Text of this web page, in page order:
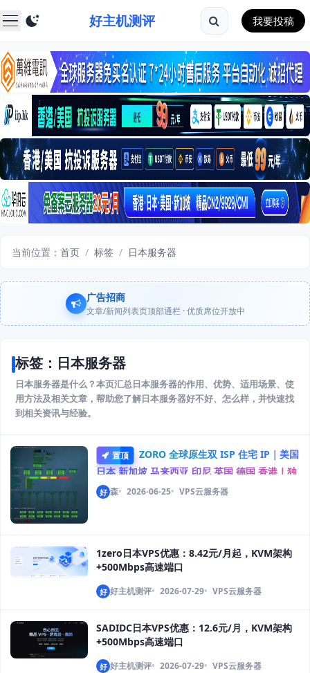
好主机测评 我要投稿
当前位置： 首页 / 标签 / 日本服务器
广告招商
文章/新闻列表页顶部通栏 · 优质席位开放中
标签：日本服务器
日本服务器是什么？本页汇总日本服务器的作用、优势、适用场景、使
用方法及相关文章，帮助您了解日本服务器好不好、怎么样，并快速找
到相关资讯与经验。
置顶
ZORO 全球原生双 ISP 住宅 IP｜美国
日本 新加坡 马来西亚 印尼 英国 德国 香港｜独
享静态 IPv4
好 森 2026-06-25 VPS云服务器
1zero日本VPS优惠：8.42元/月起，KVM架构
+500Mbps高速端口
好 好主机测评 2026-07-29 VPS云服务器
SADIDC日本VPS优惠：12.6元/月，KVM架构
+500Mbps高速端口
好 好主机测评 2026-07-29 VPS云服务器